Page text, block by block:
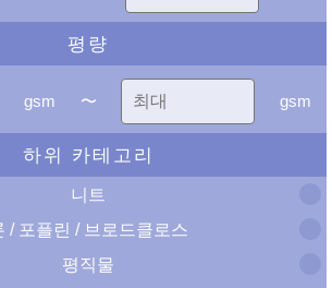
평량
gsm 〜 gsm
하위 카테고리
니트
/ 포플린 / 브로드클로스
평직물